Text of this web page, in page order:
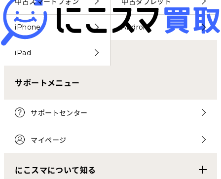
iPhone Android
iPad
サポートメニュー
サポートセンター
マイページ
にこスマについて知る